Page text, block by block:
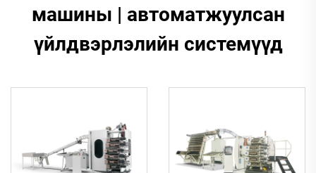
машины | автоматжуулсан
үйлдвэрлэлийн системүүд